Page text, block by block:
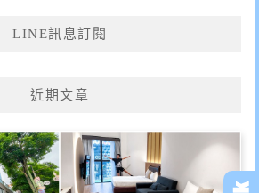
LINE訊息訂閱
近期文章